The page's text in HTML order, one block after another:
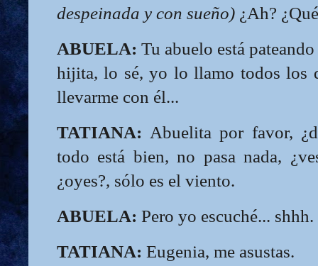
despeinada y con sueño) ¿Ah?
ABUELA: Tu abuelo está
hijita, lo sé, yo lo llamo todos los
llevarme con él...
TATIANA: Abuelita por favor,
todo está bien, no pasa nada,
¿oyes?, sólo es el viento.
ABUELA: Pero yo escuché... shhh.
TATIANA: Eugenia, me asustas.